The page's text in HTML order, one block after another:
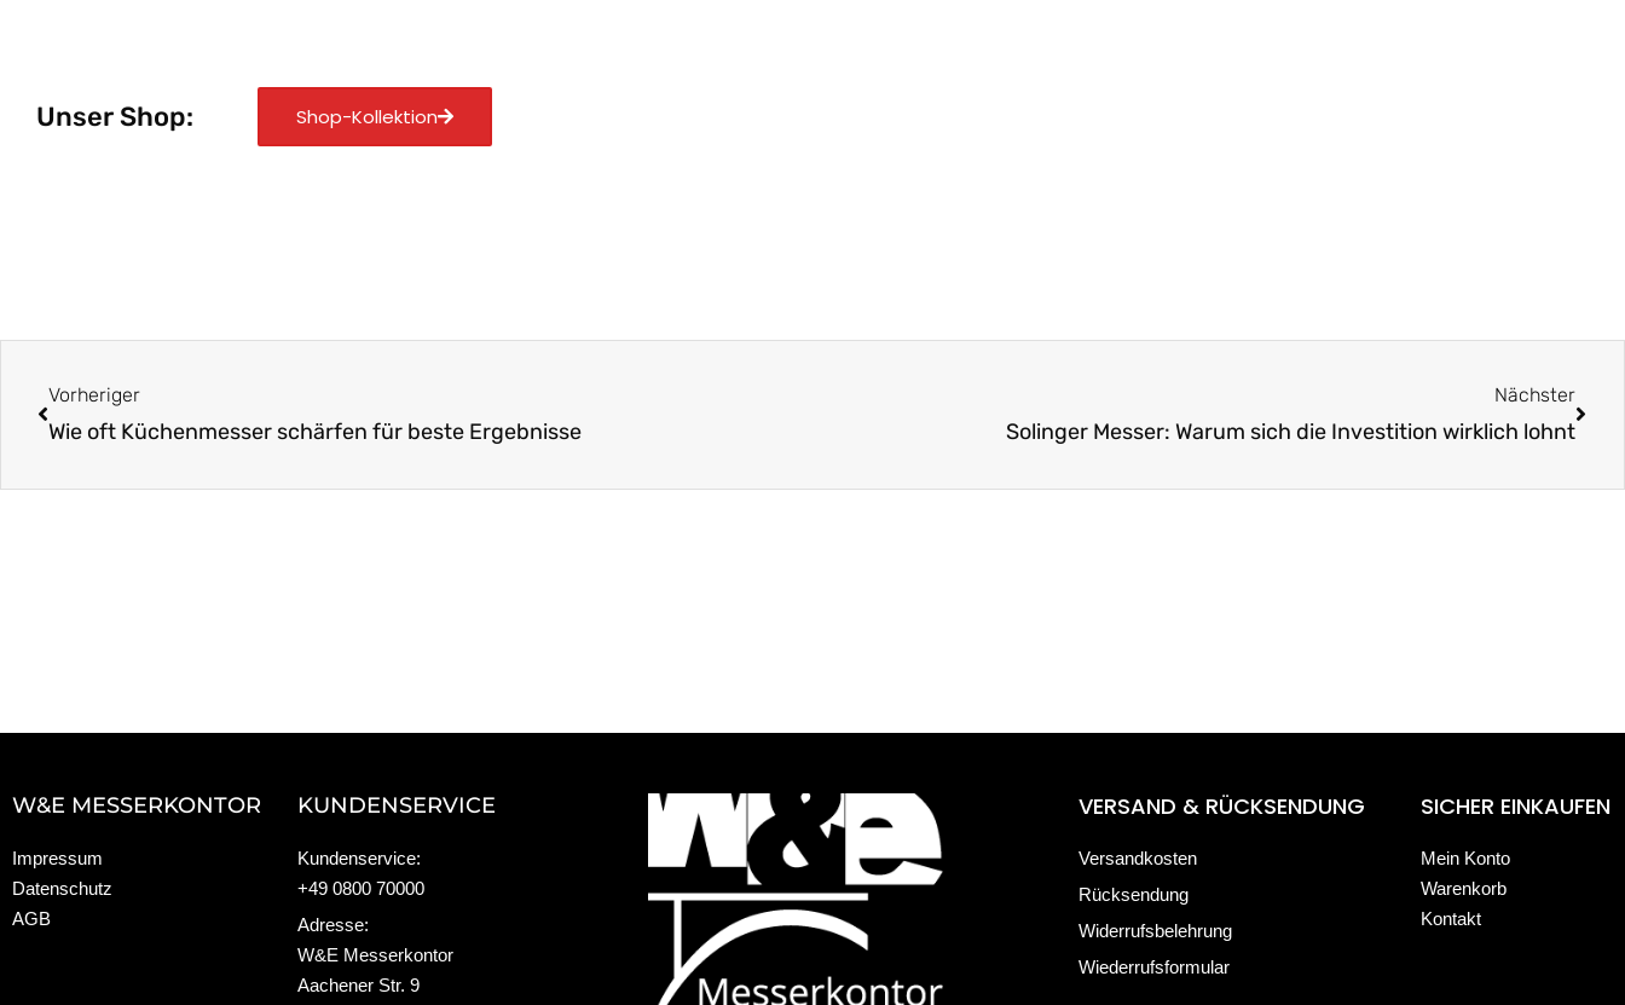
Unser Shop: Shop-Kollektion
Vorheriger
Wie oft Küchenmesser schärfen für beste Ergebnisse
Nächster
Solinger Messer: Warum sich die Investition wirklich lohnt
W&E MESSERKONTOR
Impressum
Datenschutz
AGB
KUNDENSERVICE
Kundenservice:
+49 0800 70000
Adresse:
W&E Messerkontor
Aachener Str. 9
VERSAND & RÜCKSENDUNG
Versandkosten
Rücksendung
Widerrufsbelehrung
Wiederrufsformular
SICHER EINKAUFEN
Mein Konto
Warenkorb
Kontakt